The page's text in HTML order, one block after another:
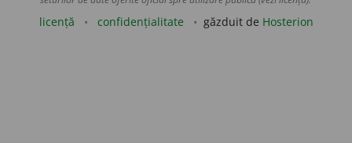
licență confidențialitate găzduit de Hosterion